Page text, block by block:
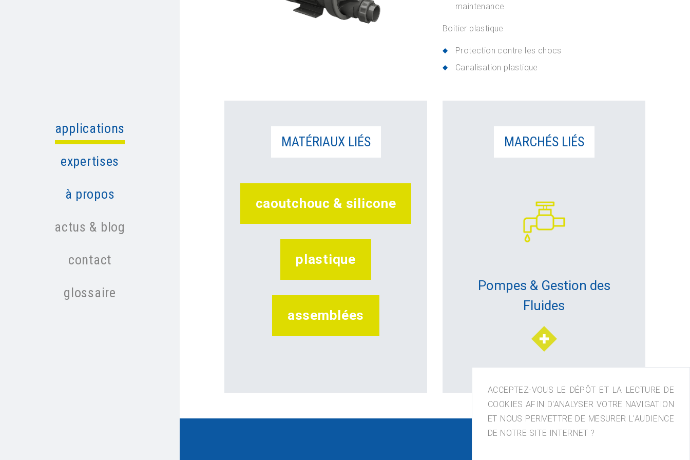
applications
expertises
à propos
actus & blog
contact
glossaire
maintenance
Boitier plastique
Protection contre les chocs
Canalisation plastique
MATÉRIAUX LIÉS
caoutchouc & silicone
plastique
assemblées
MARCHÉS LIÉS
Pompes & Gestion des
Fluides
ACCEPTEZ-VOUS LE DÉPÔT ET LA LECTURE DE
COOKIES AFIN D'ANALYSER VOTRE NAVIGATION
ET NOUS PERMETTRE DE MESURER L'AUDIENCE
DE NOTRE SITE INTERNET ?